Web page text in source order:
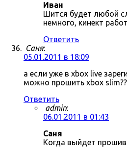
Иван
Шится будет любой
немного, кинект
Ответить
Саня:
05.01.2011 в 18:09
а если уже в xbox live
можно прошить xbox slim??
Ответить
admin:
06.01.2011 в 01:43
Саня
Когда выйдет